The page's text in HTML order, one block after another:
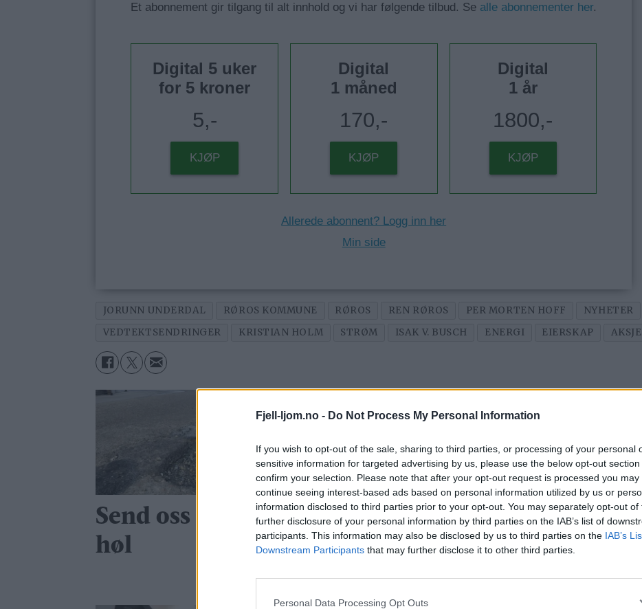
Fjell-ljom.no - Do Not Process My Personal Information
If you wish to opt-out of the sale, sharing to third parties, or processing of your personal
sensitive information for targeted advertising by us, please use the below opt-out section
confirm your selection. Please note that after your opt-out request is processed you may
continue seeing interest-based ads based on personal information utilized by us or
information disclosed to third parties prior to your opt-out. You may separately opt-out of
further disclosure of your personal information by third parties on the IAB’s list of
participants. This information may also be disclosed by us to third parties on the IAB’s
Downstream Participants that may further disclose it to other third parties.
Personal Data Processing Opt Outs
Et abonnement gir tilgang til alt innhold og vi har følgende tilbud. Se alle abonnementer her.
Digital 5 uker
for 5 kroner
5,-
KJØP
Digital
1 måned
170,-
KJØP
Digital
1 år
1800,-
KJØP
Allerede abonnent? Logg inn her
Min side
JORUNN UNDERDAL RØROS KOMMUNE RØROS REN RØROS PER MORTEN HOFF NYHETER
VEDTEKTSENDRINGER
KRISTIAN HOLM STRØM ISAK V. BUSCH ENERGI EIERSKAP
Send oss bilde av ditt
høl
– Nå har det gått for
langt
– Å
den